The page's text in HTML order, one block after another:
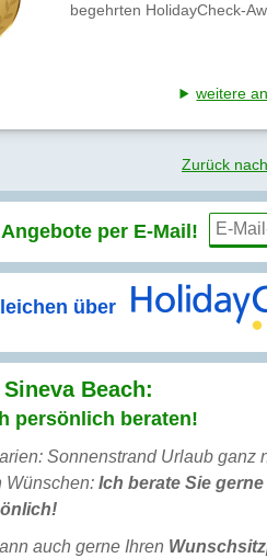
begehrten HolidayCheck-
weitere
Zurück
per E-Mail!
über
Beach:
persönlich beraten!
Sonnenstrand Urlaub ganz
Wünschen: Ich berate Sie gerne
auch gerne Ihren